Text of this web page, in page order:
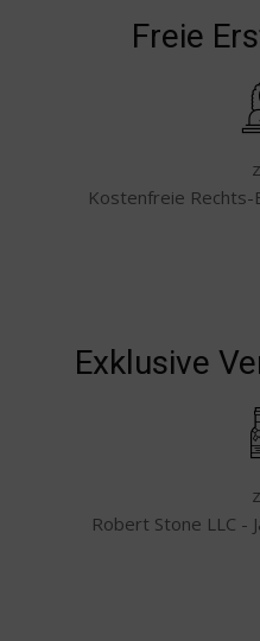
Freie
Kostenfreie Rechts-
Exklusive
Robert Stone LLC -